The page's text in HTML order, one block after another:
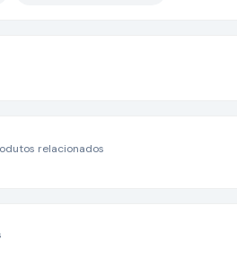
relacionados